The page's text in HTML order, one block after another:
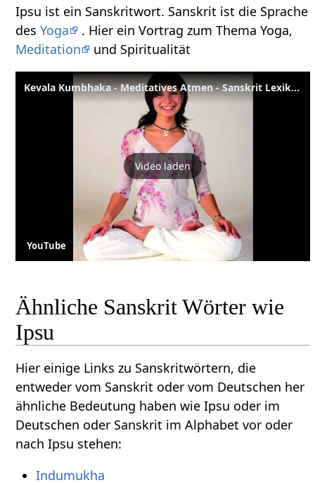
Ipsu ist ein Sanskritwort. Sanskrit ist die Sprache
desYoga
. Hier ein Vortrag zum Thema Yoga,
Meditation
und Spiritualität
Kevala Kumbhaka - Meditatives Atmen - Sanskrit Lexikon
Video laden
YouTube
Ähnliche Sanskrit Wörter wie
Ipsu
Hier einige Links zu Sanskritwörtern, die
entweder vom Sanskrit oder vom Deutschen her
ähnliche Bedeutung haben wie Ipsu oder im
Deutschen oder Sanskrit im Alphabet vor oder
nach Ipsu stehen:
Indumukha